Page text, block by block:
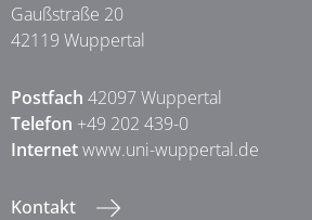
Gaußstraße 20
42119 Wuppertal
Postfach 42097 Wuppertal
Telefon +49 202 439-0
Internetwww.uni-wuppertal.de
Kontakt